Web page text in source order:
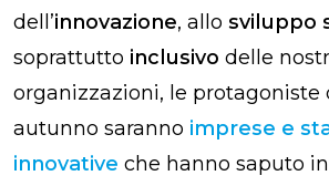
dell’innovazione, allo sviluppo
soprattutto inclusivo delle
organizzazioni, le protagoniste
autunno saranno imprese e
innovative che hanno saputo